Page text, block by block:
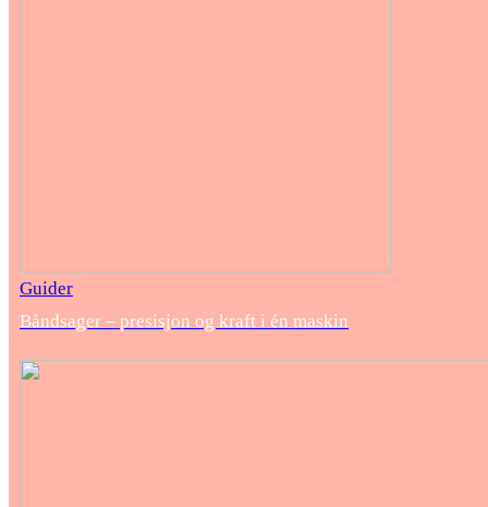
Guider
Båndsager – presisjon og kraft i én maskin